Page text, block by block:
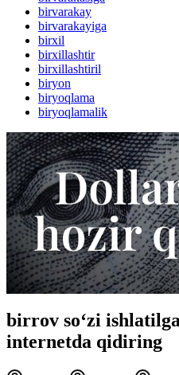
birvarakay
birvarakayiga
birxil
birxillashtir
birxillashtiril
biryon
biryoqlama
biryoqlamalik
birrov so‘zi
internetda qidiring